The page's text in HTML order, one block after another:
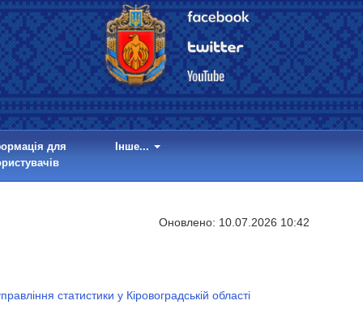
для
Інше...
Оновлено: 10.07.2026 10:42
статистики у Кіровоградській області